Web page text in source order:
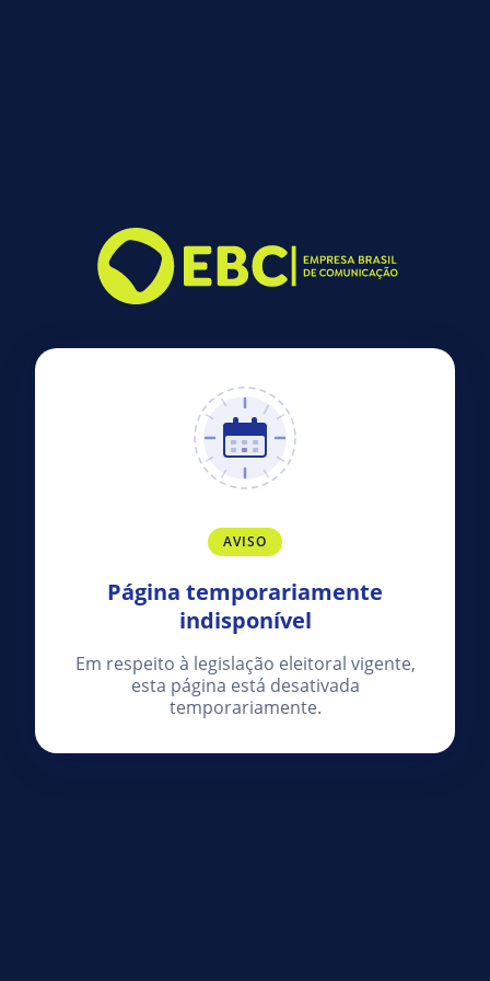
AVISO
Página temporariamente
indisponível
Em respeito à legislação eleitoral vigente,
esta página está desativada
temporariamente.